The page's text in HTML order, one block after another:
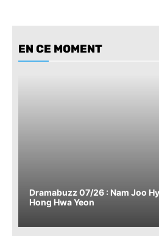
EN CE MOMENT
Dramabuzz 07/26 : Nam Joo
Hong Hwa Yeon